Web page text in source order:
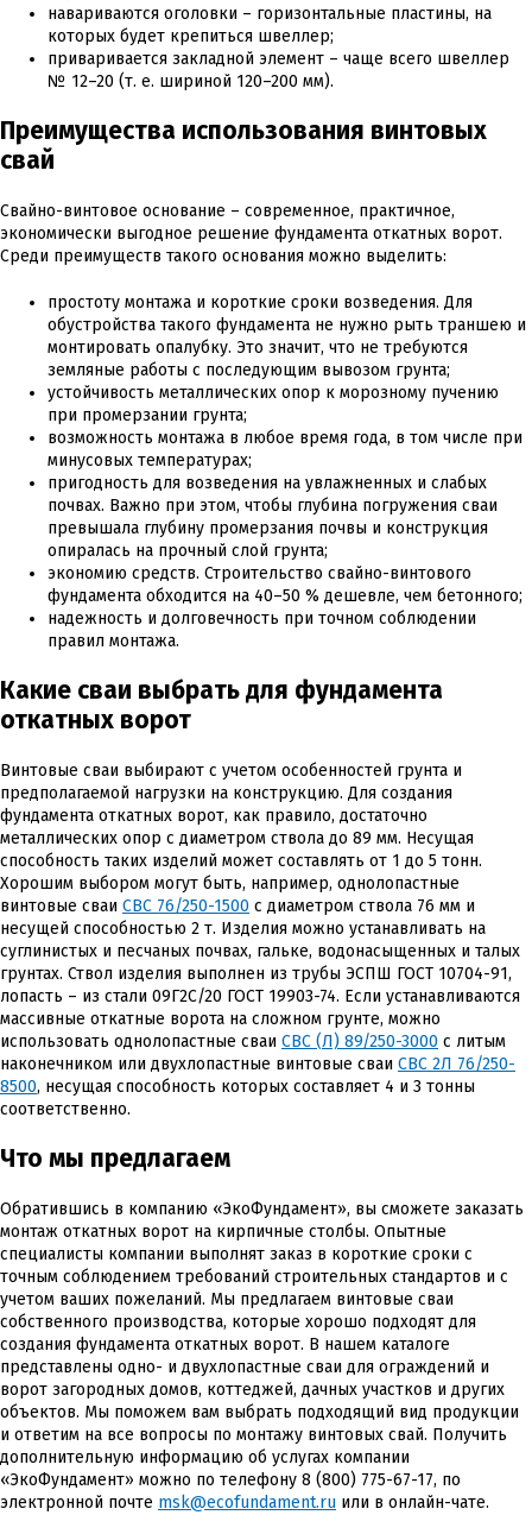
навариваются оголовки – горизонтальные пластины, на
которых будет крепиться швеллер;
приваривается закладной элемент – чаще всего швеллер
№ 12–20 (т. е. шириной 120–200 мм).
Преимущества использования винтовых
свай
Свайно-винтовое основание – современное, практичное,
экономически выгодное решение фундамента откатных ворот.
Среди преимуществ такого основания можно выделить:
простоту монтажа и короткие сроки возведения. Для
обустройства такого фундамента не нужно рыть траншею и
монтировать опалубку. Это значит, что не требуются
земляные работы с последующим вывозом грунта;
устойчивость металлических опор к морозному пучению
при промерзании грунта;
возможность монтажа в любое время года, в том числе при
минусовых температурах;
пригодность для возведения на увлажненных и слабых
почвах. Важно при этом, чтобы глубина погружения сваи
превышала глубину промерзания почвы и конструкция
опиралась на прочный слой грунта;
экономию средств. Строительство свайно-винтового
фундамента обходится на 40–50 % дешевле, чем бетонного;
надежность и долговечность при точном соблюдении
правил монтажа.
Какие сваи выбрать для фундамента
откатных ворот
Винтовые сваи выбирают с учетом особенностей грунта и
предполагаемой нагрузки на конструкцию. Для создания
фундамента откатных ворот, как правило, достаточно
металлических опор с диаметром ствола до 89 мм. Несущая
способность таких изделий может составлять от 1 до 5 тонн.
Хорошим выбором могут быть, например, однолопастные
винтовые сваи СВС 76/250-1500 с диаметром ствола 76 мм и
несущей способностью 2 т. Изделия можно устанавливать на
суглинистых и песчаных почвах, гальке, водонасыщенных и талых
грунтах. Ствол изделия выполнен из трубы ЭСПШ ГОСТ 10704-91,
лопасть – из стали 09Г2С/20 ГОСТ 19903-74. Если устанавливаются
массивные откатные ворота на сложном грунте, можно
использовать однолопастные сваи СВС (Л) 89/250-3000 с литым
наконечником или двухлопастные винтовые сваи СВС 2Л 76/250-
8500, несущая способность которых составляет 4 и 3 тонны
соответственно.
Что мы предлагаем
Обратившись в компанию «ЭкоФундамент», вы сможете заказать
монтаж откатных ворот на кирпичные столбы. Опытные
специалисты компании выполнят заказ в короткие сроки с
точным соблюдением требований строительных стандартов и с
учетом ваших пожеланий. Мы предлагаем винтовые сваи
собственного производства, которые хорошо подходят для
создания фундамента откатных ворот. В нашем каталоге
представлены одно- и двухлопастные сваи для ограждений и
ворот загородных домов, коттеджей, дачных участков и других
объектов. Мы поможем вам выбрать подходящий вид продукции
и ответим на все вопросы по монтажу винтовых свай. Получить
дополнительную информацию об услугах компании
«ЭкоФундамент» можно по телефону 8 (800) 775-67-17, по
электронной почте msk@ecofundament.ru или в онлайн-чате.